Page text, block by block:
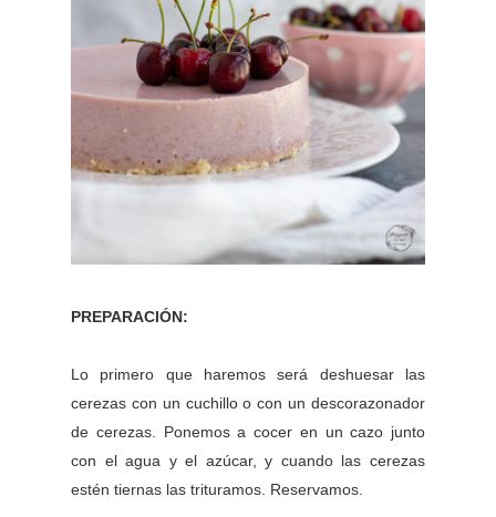
PREPARACIÓN:
Lo primero que haremos será deshuesar las
cerezas con un cuchillo o con un descorazonador
de cerezas. Ponemos a cocer en un cazo junto
con el agua y el azúcar, y cuando las cerezas
estén tiernas las trituramos. Reservamos.